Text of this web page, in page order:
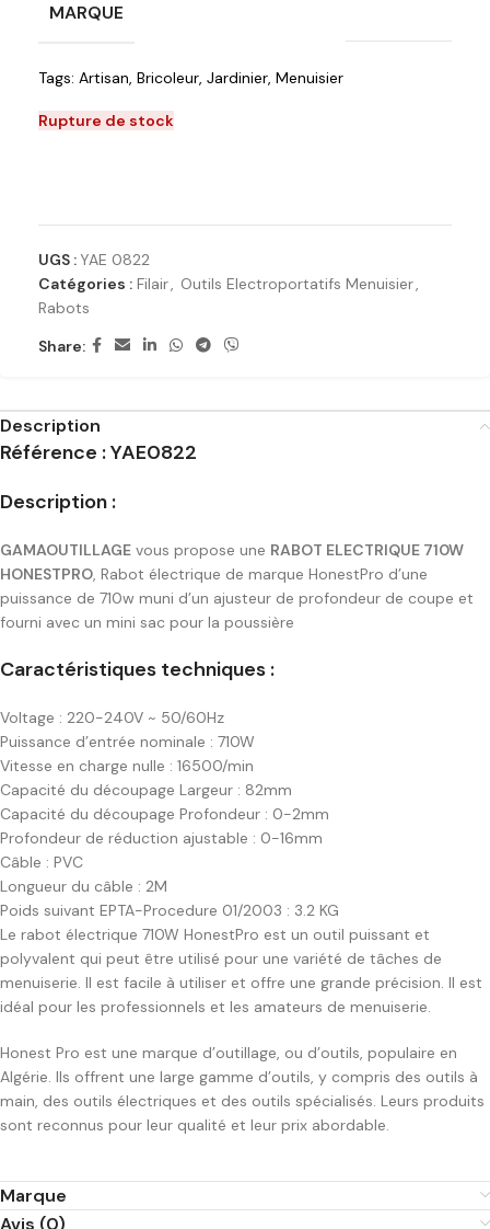
MARQUE
Tags: Artisan, Bricoleur, Jardinier, Menuisier
Rupture de stock
UGS : YAE 0822
Catégories : Filair, Outils Electroportatifs Menuisier,
Rabots
Share:
Description
Référence : YAE0822
Description :
GAMAOUTILLAGE vous propose une RABOT ELECTRIQUE 710W
HONESTPRO, Rabot électrique de marque HonestPro d’une
puissance de 710w muni d’un ajusteur de profondeur de coupe et
fourni avec un mini sac pour la poussière
Caractéristiques techniques :
Voltage : 220-240V ~ 50/60Hz
Puissance d’entrée nominale : 710W
Vitesse en charge nulle : 16500/min
Capacité du découpage Largeur : 82mm
Capacité du découpage Profondeur : 0-2mm
Profondeur de réduction ajustable : 0-16mm
Câble : PVC
Longueur du câble : 2M
Poids suivant EPTA-Procedure 01/2003 : 3.2 KG
Le rabot électrique 710W HonestPro est un outil puissant et
polyvalent qui peut être utilisé pour une variété de tâches de
menuiserie. Il est facile à utiliser et offre une grande précision. Il est
idéal pour les professionnels et les amateurs de menuiserie.
Honest Pro est une marque d’outillage, ou d’outils, populaire en
Algérie. Ils offrent une large gamme d’outils, y compris des outils à
main, des outils électriques et des outils spécialisés. Leurs produits
sont reconnus pour leur qualité et leur prix abordable.
Marque